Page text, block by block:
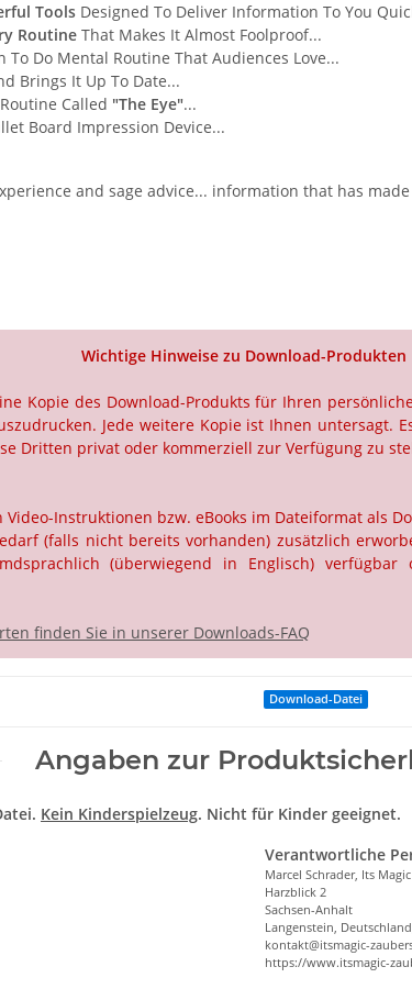
Tools Designed To Deliver Information To You
Routine That Makes It Almost Foolproof...
Do Mental Routine That Audiences Love...
Brings It Up To Date...
Called "The Eye"...
Board Impression Device...
and sage advice... information that has
Wichtige Hinweise zu Download-Produkten
Kopie des Download-Produkts für Ihren
Jede weitere Kopie ist Ihnen untersagt.
Dritten privat oder kommerziell zur Verfügung zu
Instruktionen bzw. eBooks im Dateiformat als
(falls nicht bereits vorhanden) zusätzlich
(überwiegend in Englisch)
finden Sie in unserer Downloads-FAQ
Download-Datei
Angaben zur
Kein Kinderspielzeug. Nicht für Kinder geeignet.
Verantwortliche
Marcel Schrader, Its Magic
Harzblick 2
Sachsen-Anhalt
Langenstein,
kontakt@itsmagic-
https://www.itsmagic-